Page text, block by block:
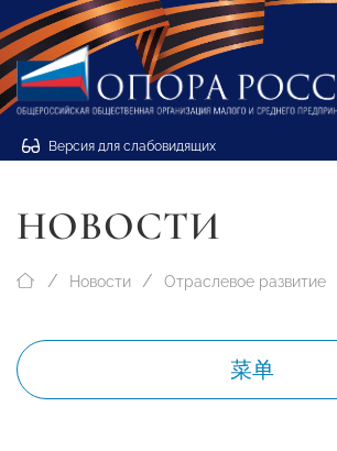
Версия для слабовидящих
НОВОСТИ
Новости Отраслевое развитие
菜单